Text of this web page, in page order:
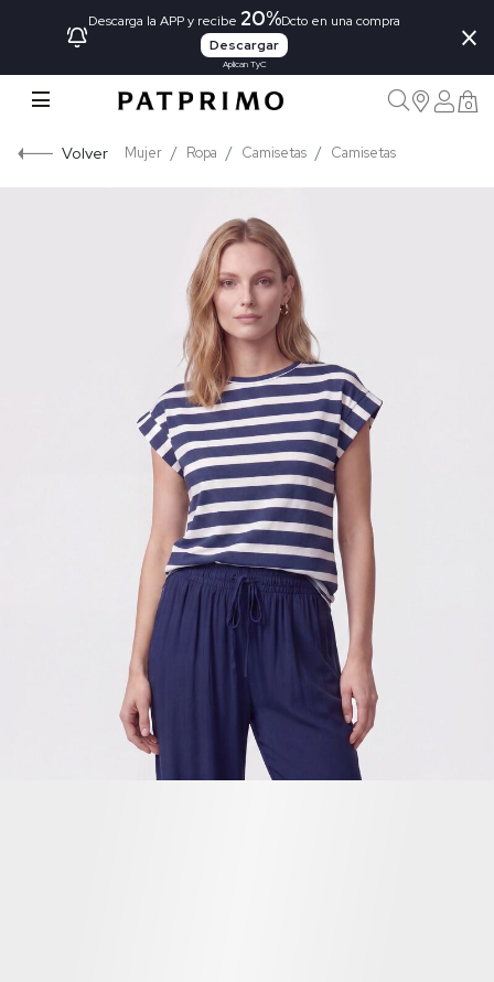
Descarga la APP y recibe 20%Dcto en una compra
Descargar
Aplican TyC
×
0
Volver Mujer Ropa Camisetas Camisetas